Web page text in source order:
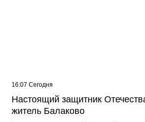
16:07 Сегодня
Настоящий защитник
житель Балаково